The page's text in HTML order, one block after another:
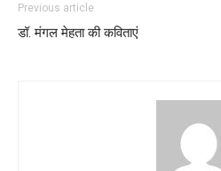
Previous article
डॉ. मंगल मेहता की कविताएं